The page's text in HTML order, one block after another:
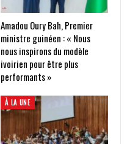
Amadou Oury Bah, Premier
ministre guinéen : « Nous
nous inspirons du modèle
ivoirien pour être plus
performants »
À LA UNE